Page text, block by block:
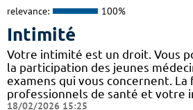
relevance: 100%
Intimité
Votre intimité est un droit. Vous
la participation des jeunes
examens qui vous concernent.
professionnels de santé et votre
18/02/2026 15:25